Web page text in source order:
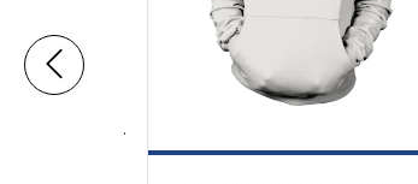
Shorts Feminino de Moletinho Química Ref 1